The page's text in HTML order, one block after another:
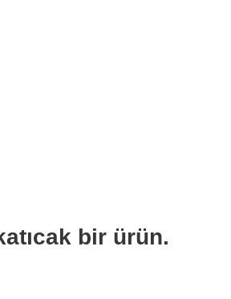
bir ürün.